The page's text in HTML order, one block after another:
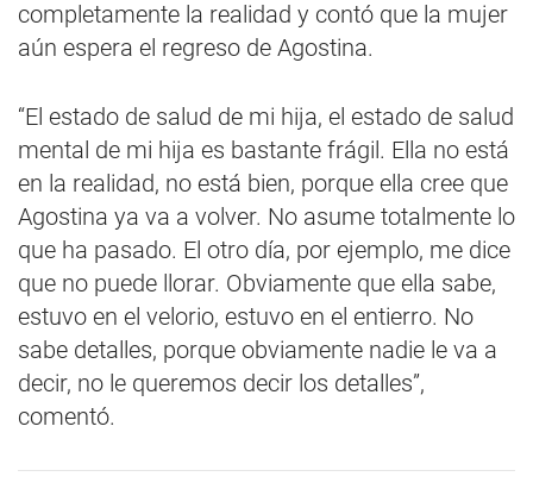
completamente la realidad y contó que la mujer
aún espera el regreso de Agostina.
“El estado de salud de mi hija, el estado de salud
mental de mi hija es bastante frágil. Ella no está
en la realidad, no está bien, porque ella cree que
Agostina ya va a volver. No asume totalmente lo
que ha pasado. El otro día, por ejemplo, me dice
que no puede llorar. Obviamente que ella sabe,
estuvo en el velorio, estuvo en el entierro. No
sabe detalles, porque obviamente nadie le va a
decir, no le queremos decir los detalles”,
comentó.